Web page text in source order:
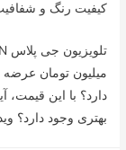
کیفیت رنگ و
میلیون تومان
دارد؟ با این قیمت،
بهتری وجود دارد؟